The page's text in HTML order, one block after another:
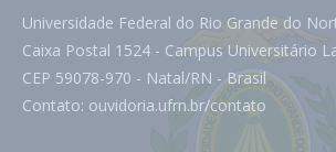
Universidade Federal do Rio Grande do
Caixa Postal 1524 - Campus Universitário
CEP 59078-970 - Natal/RN - Brasil
Contato: ouvidoria.ufrn.br/contato